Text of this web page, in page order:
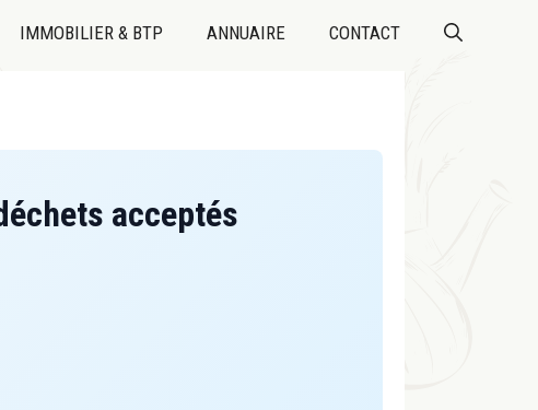
IMMOBILIER & BTP ANNUAIRE CONTACT
acceptés